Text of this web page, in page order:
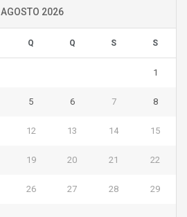
AGOSTO 2026
Q Q S S
1
5 6 7 8
12 13 14 15
19 20 21 22
26 27 28 29